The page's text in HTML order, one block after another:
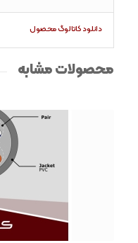
دانلود کاتالوگ محصول
محصولات مشابه